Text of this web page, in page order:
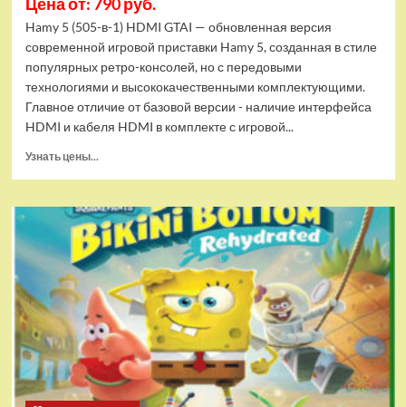
Hamy 5 (505-в-1) HDMI GTAI — обновленная версия
современной игровой приставки Hamy 5, созданная в стиле
популярных ретро-консолей, но с передовыми
технологиями и высококачественными комплектующими.
Главное отличие от базовой версии - наличие интерфейса
HDMI и кабеля HDMI в комплекте с игровой...
Узнать цены...
Игровая
приставка
Hamy
5
(505-
в-1)
HDMI
GTA